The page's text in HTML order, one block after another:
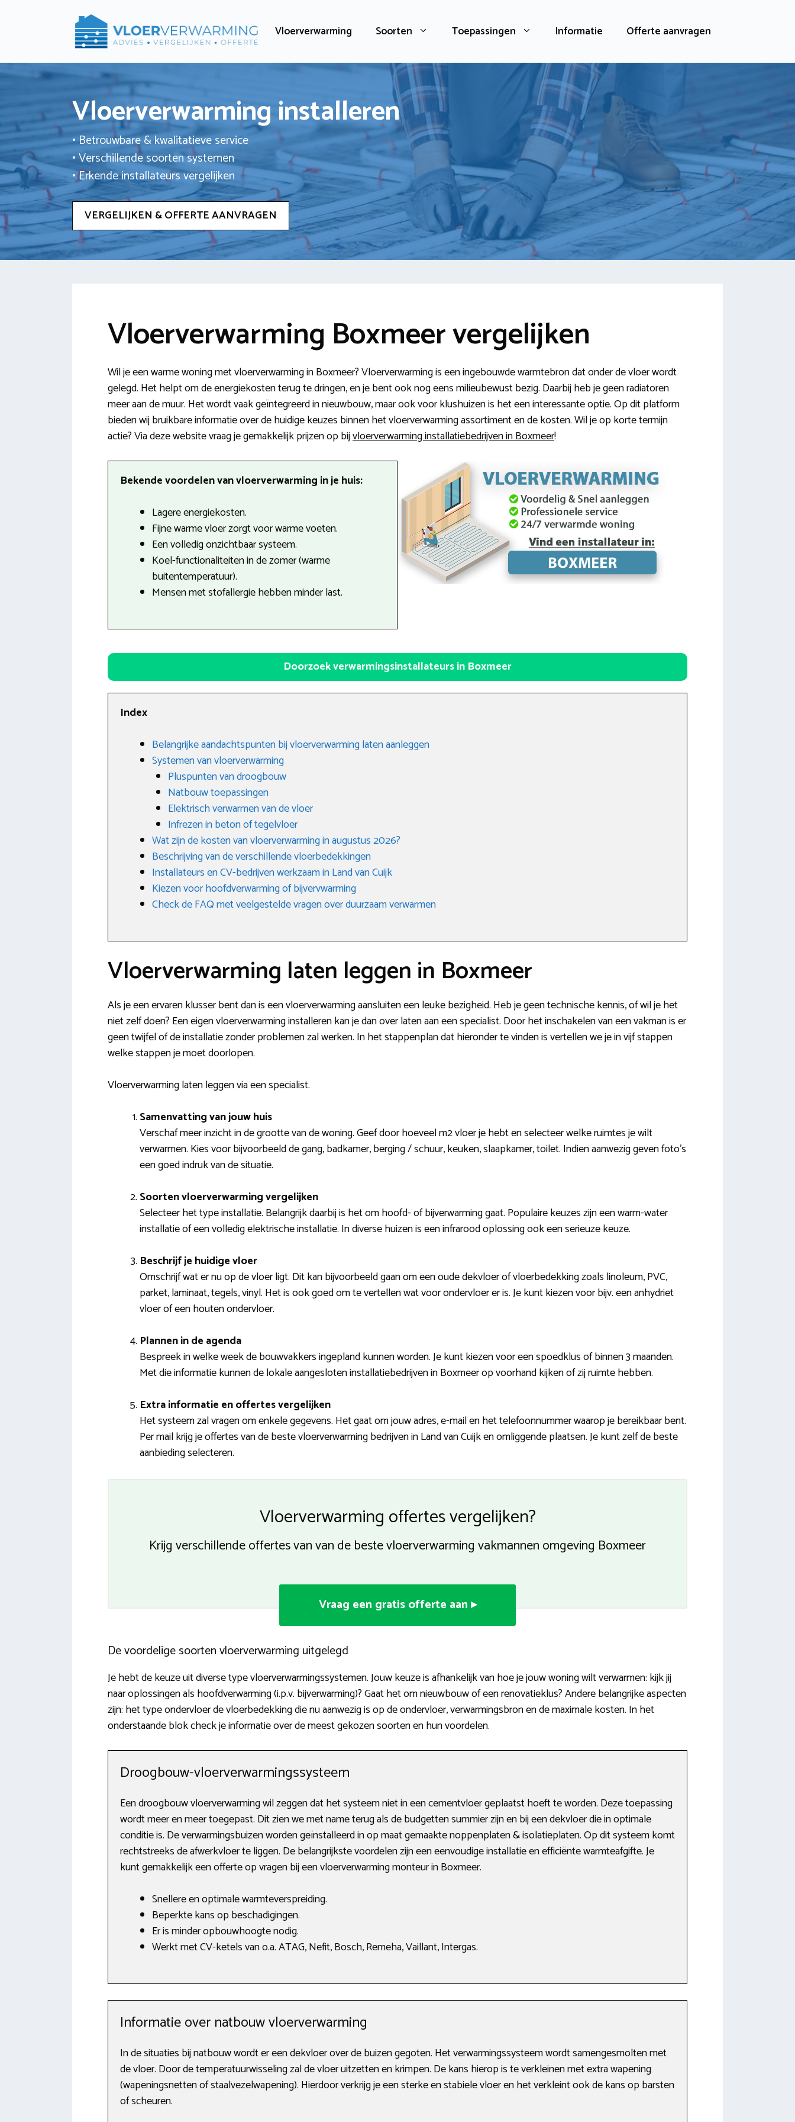
Vloerverwarming Soorten Toepassingen Informatie Offerte aanvragen
Vloerverwarming installeren
• Betrouwbare & kwalitatieve service
• Verschillende soorten systemen
• Erkende installateurs vergelijken
VERGELIJKEN & OFFERTE AANVRAGEN
Vloerverwarming Boxmeer vergelijken
Wil je een warme woning met vloerverwarming in Boxmeer? Vloerverwarming is een ingebouwde warmtebron dat onder de vloer wordt
gelegd. Het helpt om de energiekosten terug te dringen, en je bent ook nog eens milieubewust bezig. Daarbij heb je geen radiatoren
meer aan de muur. Het wordt vaak geïntegreerd in nieuwbouw, maar ook voor klushuizen is het een interessante optie. Op dit platform
bieden wij bruikbare informatie over de huidige keuzes binnen het vloerverwarming assortiment en de kosten. Wil je op korte termijn
actie? Via deze website vraag je gemakkelijk prijzen op bijvloerverwarming installatiebedrijven in Boxmeer!
Bekende voordelen van vloerverwarming in je huis:
Lagere energiekosten.
Fijne warme vloer zorgt voor warme voeten.
Een volledig onzichtbaar systeem.
Koel-functionaliteiten in de zomer (warme
buitentemperatuur).
Mensen met stofallergie hebben minder last.
Doorzoek verwarmingsinstallateurs in Boxmeer
Index
Belangrijke aandachtspunten bij vloerverwarming laten aanleggen
Systemen van vloerverwarming
Pluspunten van droogbouw
Natbouw toepassingen
Elektrisch verwarmen van de vloer
Infrezen in beton of tegelvloer
Wat zijn de kosten van vloerverwarming in augustus 2026?
Beschrijving van de verschillende vloerbedekkingen
Installateurs en CV-bedrijven werkzaam in Land van Cuijk
Kiezen voor hoofdverwarming of bijvervwarming
Check de FAQ met veelgestelde vragen over duurzaam verwarmen
Vloerverwarming laten leggen in Boxmeer
Als je een ervaren klusser bent dan is een vloerverwarming aansluiten een leuke bezigheid. Heb je geen technische kennis, of wil je het
niet zelf doen? Een eigen vloerverwarming installeren kan je dan over laten aan een specialist. Door het inschakelen van een vakman is er
geen twijfel of de installatie zonder problemen zal werken. In het stappenplan dat hieronder te vinden is vertellen we je in vijf stappen
welke stappen je moet doorlopen.
Vloerverwarming laten leggen via een specialist.
Samenvatting van jouw huis
Verschaf meer inzicht in de grootte van de woning. Geef door hoeveel m2 vloer je hebt en selecteer welke ruimtes je wilt
verwarmen. Kies voor bijvoorbeeld de gang, badkamer, berging / schuur, keuken, slaapkamer, toilet. Indien aanwezig geven foto’s
een goed indruk van de situatie.
Soorten vloerverwarming vergelijken
Selecteer het type installatie. Belangrijk daarbij is het om hoofd- of bijverwarming gaat. Populaire keuzes zijn een warm-water
installatie of een volledig elektrische installatie. In diverse huizen is een infrarood oplossing ook een serieuze keuze.
Beschrijf je huidige vloer
Omschrijf wat er nu op de vloer ligt. Dit kan bijvoorbeeld gaan om een oude dekvloer of vloerbedekking zoals linoleum, PVC,
parket, laminaat, tegels, vinyl. Het is ook goed om te vertellen wat voor ondervloer er is. Je kunt kiezen voor bijv. een anhydriet
vloer of een houten ondervloer.
Plannen in de agenda
Bespreek in welke week de bouwvakkers ingepland kunnen worden. Je kunt kiezen voor een spoedklus of binnen 3 maanden.
Met die informatie kunnen de lokale aangesloten installatiebedrijven in Boxmeer op voorhand kijken of zij ruimte hebben.
Extra informatie en offertes vergelijken
Het systeem zal vragen om enkele gegevens. Het gaat om jouw adres, e-mail en het telefoonnummer waarop je bereikbaar bent.
Per mail krijg je offertes van de beste vloerverwarming bedrijven in Land van Cuijk en omliggende plaatsen. Je kunt zelf de beste
aanbieding selecteren.
Vloerverwarming offertes vergelijken?
Krijg verschillende offertes van van de beste vloerverwarming vakmannen omgeving Boxmeer
Vraag een gratis offerte aan ▸
De voordelige soorten vloerverwarming uitgelegd
Je hebt de keuze uit diverse type vloerverwarmingssystemen. Jouw keuze is afhankelijk van hoe je jouw woning wilt verwarmen: kijk jij
naar oplossingen als hoofdverwarming (i.p.v. bijverwarming)? Gaat het om nieuwbouw of een renovatieklus? Andere belangrijke aspecten
zijn: het type ondervloer de vloerbedekking die nu aanwezig is op de ondervloer, verwarmingsbron en de maximale kosten. In het
onderstaande blok check je informatie over de meest gekozen soorten en hun voordelen.
Droogbouw-vloerverwarmingssysteem
Een droogbouw vloerverwarming wil zeggen dat het systeem niet in een cementvloer geplaatst hoeft te worden. Deze toepassing
wordt meer en meer toegepast. Dit zien we met name terug als de budgetten summier zijn en bij een dekvloer die in optimale
conditie is. De verwarmingsbuizen worden geïnstalleerd in op maat gemaakte noppenplaten & isolatieplaten. Op dit systeem komt
rechtstreeks de afwerkvloer te liggen. De belangrijkste voordelen zijn een eenvoudige installatie en efficiënte warmteafgifte. Je
kunt gemakkelijk een offerte op vragen bij een vloerverwarming monteur in Boxmeer.
Snellere en optimale warmteverspreiding.
Beperkte kans op beschadigingen.
Er is minder opbouwhoogte nodig.
Werkt met CV-ketels van o.a. ATAG, Nefit, Bosch, Remeha, Vaillant, Intergas.
Informatie over natbouw vloerverwarming
In de situaties bij natbouw wordt er een dekvloer over de buizen gegoten. Het verwarmingssysteem wordt samengesmolten met
de vloer. Door de temperatuurwisseling zal de vloer uitzetten en krimpen. De kans hierop is te verkleinen met extra wapening
(wapeningsnetten of staalvezelwapening). Hierdoor verkrijg je een sterke en stabiele vloer en het verkleint ook de kans op barsten
of scheuren.